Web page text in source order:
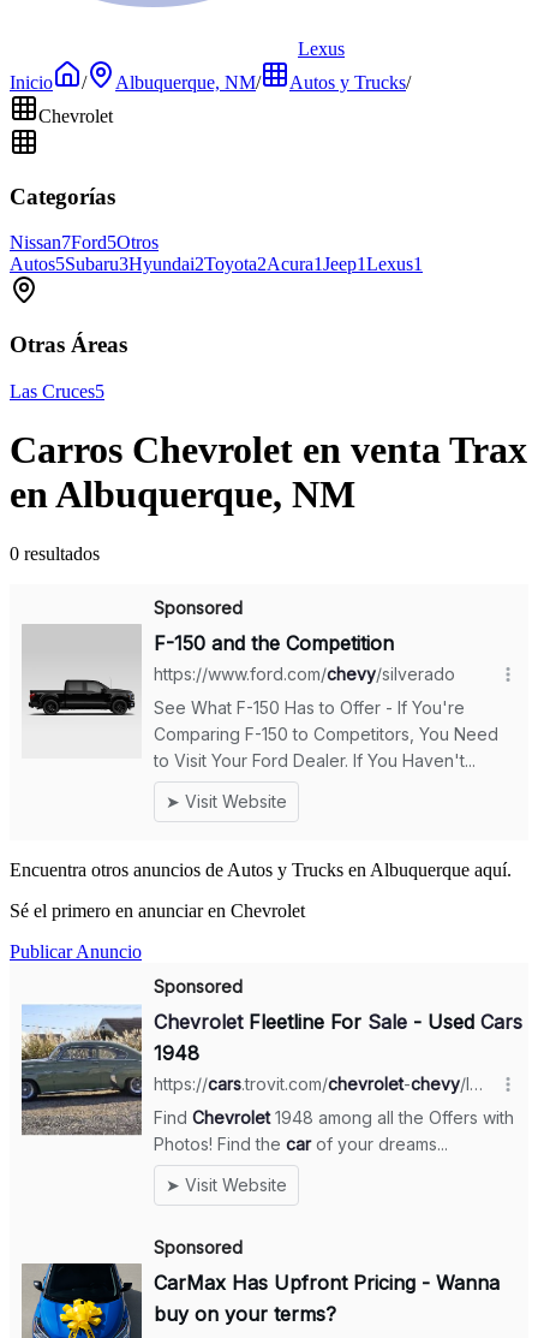
Lexus
Inicio
/ Albuquerque, NM/ Autos y Trucks/
Chevrolet
Categorías
Nissan7Ford5Otros
Autos5Subaru3Hyundai2Toyota2Acura1Jeep1Lexus1
Otras Áreas
Las Cruces5
Carros Chevrolet en venta Trax
en Albuquerque, NM
0 resultados
Encuentra otros anuncios de Autos y Trucks en Albuquerque aquí.
Sé el primero en anunciar en Chevrolet
Publicar Anuncio